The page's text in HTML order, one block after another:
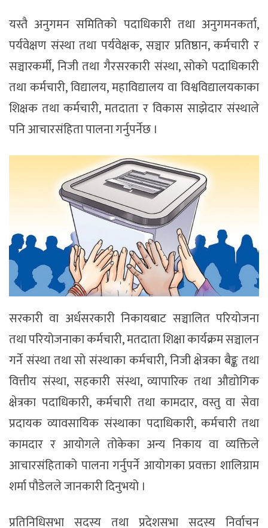
यस्तै अनुगमन समितिको पदाधिकारी तथा अनुगमनकर्ता,
पर्यवेक्षण संस्था तथा पर्यवेक्षक, सञ्चार प्रतिष्ठान, कर्मचारी र
सञ्चारकर्मी, निजी तथा गैरसरकारी संस्था, सोको पदाधिकारी
तथा कर्मचारी, विद्यालय, महाविद्यालय वा विश्वविद्यालयकाका
शिक्षक तथा कर्मचारी, मतदाता र विकास साझेदार संस्थाले
पनि आचारसंहिता पालना गर्नुपर्नेछ ।
सरकारी वा अर्धसरकारी निकायबाट सञ्चालित परियोजना
तथा परियोजनाका कर्मचारी, मतदाता शिक्षा कार्यक्रम सञ्चालन
गर्ने संस्था तथा सो संस्थाका कर्मचारी, निजी क्षेत्रका बैङ्क तथा
वित्तीय संस्था, सहकारी संस्था, व्यापारिक तथा औद्योगिक
क्षेत्रका पदाधिकारी, कर्मचारी तथा कामदार, वस्तु वा सेवा
प्रदायक व्यावसायिक संस्थाका पदाधिकारी, कर्मचारी तथा
कामदार र आयोगले तोकेका अन्य निकाय वा व्यक्तिले
आचारसंहिताको पालना गर्नुपर्ने आयोगका प्रवक्ता शालिग्राम
शर्मा पौडेलले जानकारी दिनुभयो ।
प्रतिनिधिसभा सदस्य तथा प्रदेशसभा सदस्य निर्वाचन